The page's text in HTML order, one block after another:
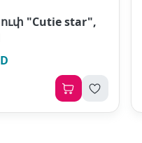
"Cutie star",